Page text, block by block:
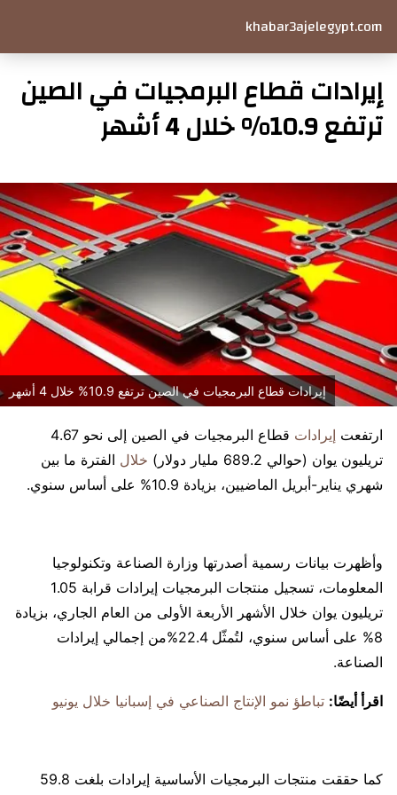
khabar3ajelegypt.com
إيرادات قطاع البرمجيات في الصين
ترتفع 10.9% خلال 4 أشهر
إيرادات قطاع البرمجيات في الصين ترتفع 10.9% خلال 4 أشهر
ارتفعت إيرادات
قطاع البرمجيات في الصين إلى نحو 4.67
تريليون يوان (حوالي 689.2 مليار دولار)
خلال الفترة ما بين
شهري يناير-أبريل الماضيين، بزيادة 10.9% على أساس سنوي.
وأظهرت بيانات رسمية أصدرتها وزارة الصناعة وتكنولوجيا
المعلومات، تسجيل منتجات البرمجيات إيرادات قرابة 1.05
تريليون يوان خلال الأشهر الأربعة الأولى من العام الجاري، بزيادة
8% على أساس سنوي، لتُمثّل 22.4%من إجمالي إيرادات
الصناعة.
اقرأ أيضًا: تباطؤ نمو الإنتاج الصناعي في إسبانيا خلال يونيو
كما حققت منتجات البرمجيات الأساسية إيرادات بلغت 59.8